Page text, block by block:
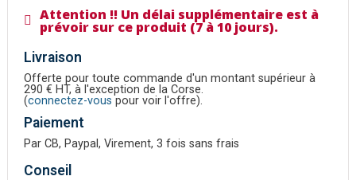
Attention !! Un délai supplémentaire est à
prévoir sur ce produit (7 à 10 jours).
Livraison
Offerte pour toute commande d'un montant supérieur à
290 € HT, à l'exception de la Corse.
(connectez-vous pour voir l'offre).
Paiement
Par CB, Paypal, Virement, 3 fois sans frais
Conseil